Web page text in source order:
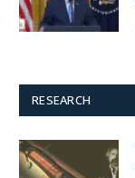
RESEARCH